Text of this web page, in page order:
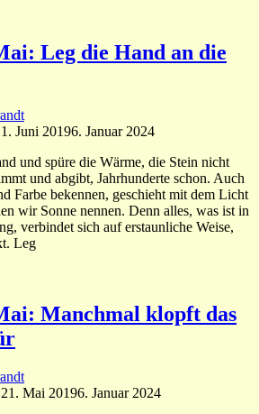
Leg die Hand an die
1. Juni 20196. Januar 2024
und spüre die Wärme, die Stein nicht
und abgibt, Jahrhunderte schon. Auch
Farbe bekennen, geschieht mit dem Licht
wir Sonne nennen. Denn alles, was ist in
verbindet sich auf erstaunliche Weise,
Leg
Manchmal klopft das
21. Mai 20196. Januar 2024